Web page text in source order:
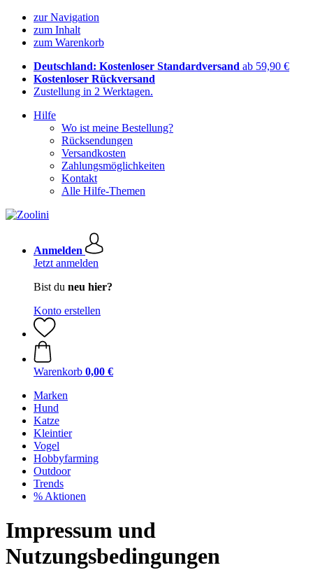
zur Navigation
zum Inhalt
zum Warenkorb
Deutschland: Kostenloser Standardversand ab 59,90 €
Kostenloser Rückversand
Zustellung in 2 Werktagen.
Hilfe
Wo ist meine Bestellung?
Rücksendungen
Versandkosten
Zahlungsmöglichkeiten
Kontakt
Alle Hilfe-Themen
Anmelden
Jetzt anmelden
Bist du neu hier?
Konto erstellen
Warenkorb 0,00 €
Marken
Hund
Katze
Kleintier
Vogel
Hobbyfarming
Outdoor
Trends
% Aktionen
Impressum und
Nutzungsbedingungen